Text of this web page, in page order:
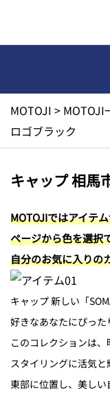
MOTOJI > MOTOJI
ロゴブラック
キャップ 相馬
MOTOJIではアイテ
ページから色を選択
自分のお気に入りの
キャップ 新しい「
好きなあなたにぴった
このコレクションは
スタイリングに活気
東部に位置し、美し